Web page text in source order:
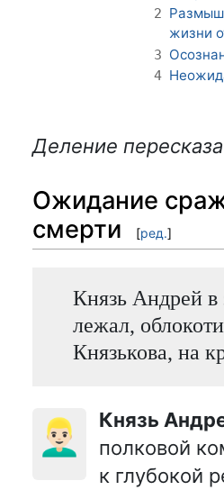
2
жизни
3
4
Деление
Ожидание
смерти
[ред.]
Князь Андрей в
лежал,
Князькова, на
👱🏻‍♂️ Князь
полковой
к глубокой